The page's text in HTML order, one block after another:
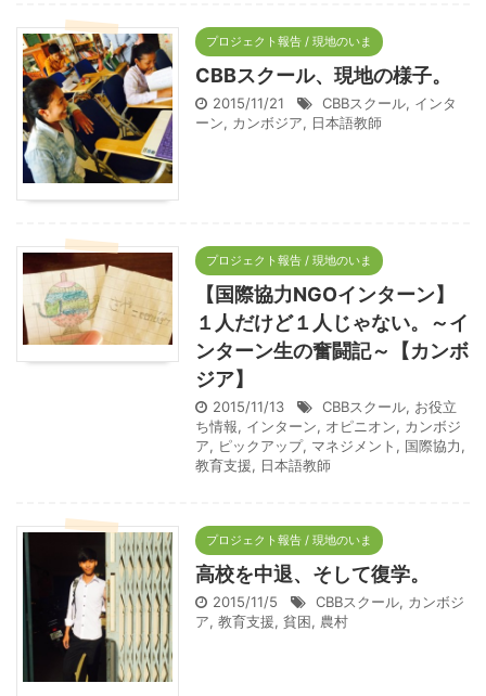
プロジェクト報告 / 現地のいま
CBBスクール、現地の様子。
2015/11/21 CBBスクール, インタ
ーン, カンボジア, 日本語教師
プロジェクト報告 / 現地のいま
【国際協力NGOインターン】
１人だけど１人じゃない。～イ
ンターン生の奮闘記～【カンボ
ジア】
2015/11/13 CBBスクール, お役立
ち情報, インターン, オピニオン, カンボジ
ア, ピックアップ, マネジメント , 国際協力,
教育支援, 日本語教師
プロジェクト報告 / 現地のいま
高校を中退、そして復学。
2015/11/5 CBBスクール, カンボジ
ア, 教育支援, 貧困, 農村